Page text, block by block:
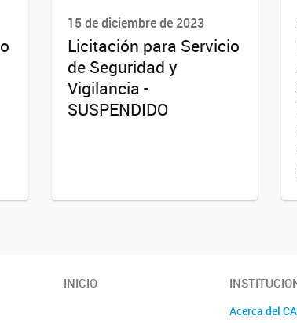
15 de diciembre de 2023
Licitación para Servicio
de Seguridad y
Vigilancia -
SUSPENDIDO
INICIO
Acerca del